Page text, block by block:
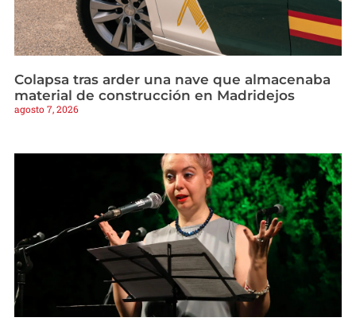
Colapsa tras arder una nave que almacenaba
material de construcción en Madridejos
agosto 7, 2026